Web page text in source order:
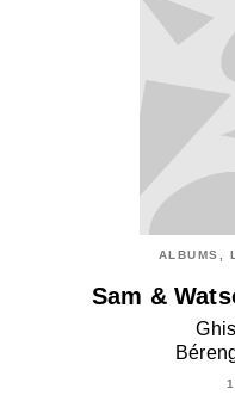
ALBUMS,
Sam &